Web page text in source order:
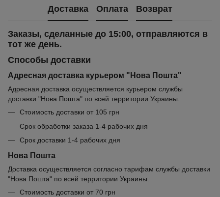
Доставка Оплата Возврат
Заказы, сделанные до 15:00, отправляются в
тот же день.
Способы доставки
Адресная доставка курьером "Нова Пошта"
Адресная доставка осуществляется курьером службы
доставки "Нова Пошта" по всей территории Украины.
Стоимость доставки от 105 грн
Срок обработки заказа 1-4 рабочих дня
Срок доставки 1-4 рабочих дня
Нова Пошта
Доставка осуществляется согласно тарифам службы доставки
"Нова Пошта" по всей территории Украины.
Стоимость доставки от 70 грн